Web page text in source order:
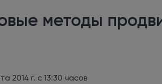
методы
2014 г. с 13:30 часов